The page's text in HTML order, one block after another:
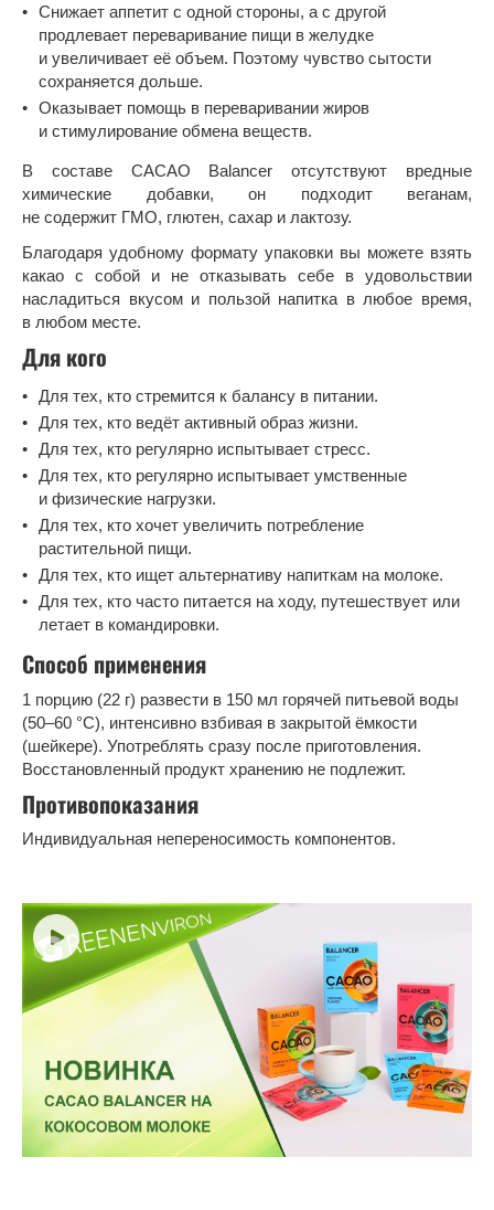
Снижает аппетит с одной стороны, а с другой
продлевает переваривание пищи в желудке
и увеличивает её объем. Поэтому чувство сытости
сохраняется дольше.
Оказывает помощь в переваривании жиров
и стимулирование обмена веществ.
В составе CACAO Balancer отсутствуют вредные
химические добавки, он подходит веганам,
не содержит ГМО, глютен, сахар и лактозу.
Благодаря удобному формату упаковки вы можете взять
какао с собой и не отказывать себе в удовольствии
насладиться вкусом и пользой напитка в любое время,
в любом месте.
Для кого
Для тех, кто стремится к балансу в питании.
Для тех, кто ведёт активный образ жизни.
Для тех, кто регулярно испытывает стресс.
Для тех, кто регулярно испытывает умственные
и физические нагрузки.
Для тех, кто хочет увеличить потребление
растительной пищи.
Для тех, кто ищет альтернативу напиткам на молоке.
Для тех, кто часто питается на ходу, путешествует или
летает в командировки.
Способ применения
1 порцию (22 г) развести в 150 мл горячей питьевой воды
(50–60 °С), интенсивно взбивая в закрытой ёмкости
(шейкере). Употреблять сразу после приготовления.
Восстановленный продукт хранению не подлежит.
Противопоказания
Индивидуальная непереносимость компонентов.